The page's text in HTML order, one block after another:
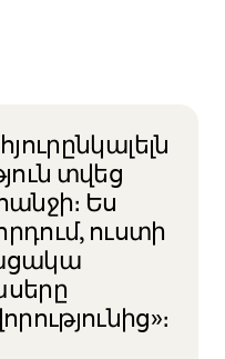
տվեց
Ես
ուստի